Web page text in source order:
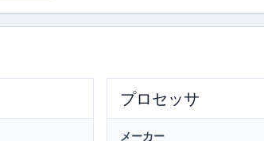
プロセッサ
メーカー